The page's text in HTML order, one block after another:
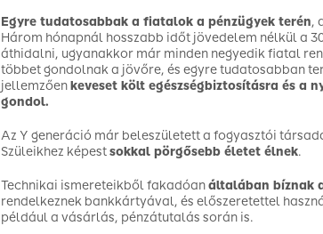
Egyre tudatosabbak a fiatalok a pénzügyek terén,
Három hónapnál hosszabb időt jövedelem nélkül a
áthidalni, ugyanakkor már minden negyedik fiatal
többet gondolnak a jövőre, és egyre tudatosabban
jellemzőenkeveset költ egészségbiztosításra és a
gondol.
Az Y generáció már beleszületett a fogyasztói
Szüleikhez képestsokkal pörgősebb életet élnek.
Technikai ismereteikből fakadóanáltalában bíznak
rendelkeznek bankkártyával, és előszeretettel
például a vásárlás, pénzátutalás során is.